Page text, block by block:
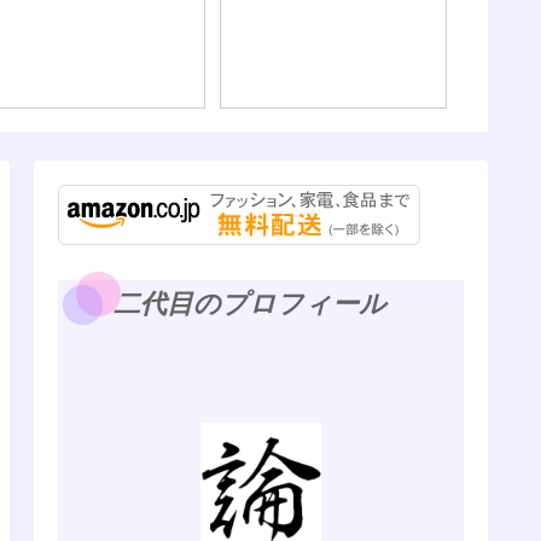
二代目のプロフィール